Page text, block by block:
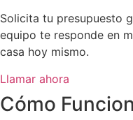
Solicita tu presupuesto
equipo te responde en
casa hoy mismo.
Llamar ahora
Cómo